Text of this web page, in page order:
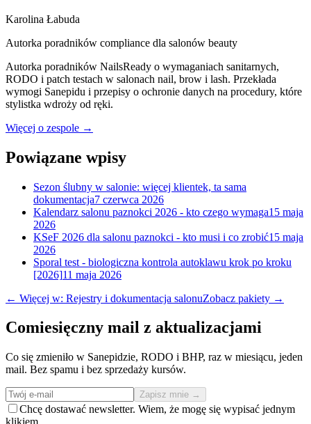
Karolina Łabuda
Autorka poradników compliance dla salonów beauty
Autorka poradników NailsReady o wymaganiach sanitarnych,
RODO i patch testach w salonach nail, brow i lash. Przekłada
wymogi Sanepidu i przepisy o ochronie danych na procedury, które
stylistka wdroży od ręki.
Więcej o zespole →
Powiązane wpisy
Sezon ślubny w salonie: więcej klientek, ta sama
dokumentacja7 czerwca 2026
Kalendarz salonu paznokci 2026 - kto czego wymaga15 maja
2026
KSeF 2026 dla salonu paznokci - kto musi i co zrobić15 maja
2026
Sporal test - biologiczna kontrola autoklawu krok po kroku
[2026]11 maja 2026
← Więcej w: Rejestry i dokumentacja salonuZobacz pakiety →
Comiesięczny mail z aktualizacjami
Co się zmieniło w Sanepidzie, RODO i BHP, raz w miesiącu, jeden
mail. Bez spamu i bez sprzedaży kursów.
Zapisz mnie →
Chcę dostawać newsletter. Wiem, że mogę się wypisać jednym